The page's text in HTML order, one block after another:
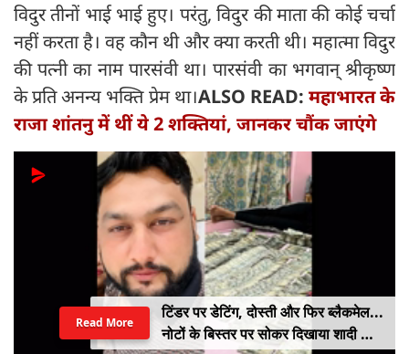
विदुर तीनों भाई भाई हुए। परंतु, विदुर की माता की कोई चर्चा
नहीं करता है। वह कौन थी और क्या करती थी। महात्मा विदुर
की पत्नी का नाम पारसंवी था। पारसंवी का भगवान् श्रीकृष्ण
के प्रति अनन्य भक्ति प्रेम था।ALSO READ: महाभारत के
राजा शांतनु में थीं ये 2 शक्तियां, जानकर चौंक जाएंगे
टिंडर पर डेटिंग, दोस्ती और फिर ब्लैकमेल...
नोटों के बिस्तर पर सोकर दिखाया शादी का
Read More